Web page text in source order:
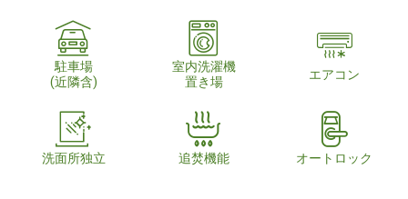
駐車場
(近隣含)
室内洗濯機
置き場
エアコン
洗面所独立 追焚機能 オートロック